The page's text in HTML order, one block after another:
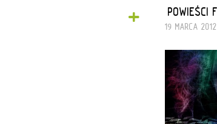
+ 19 MARCA 2012